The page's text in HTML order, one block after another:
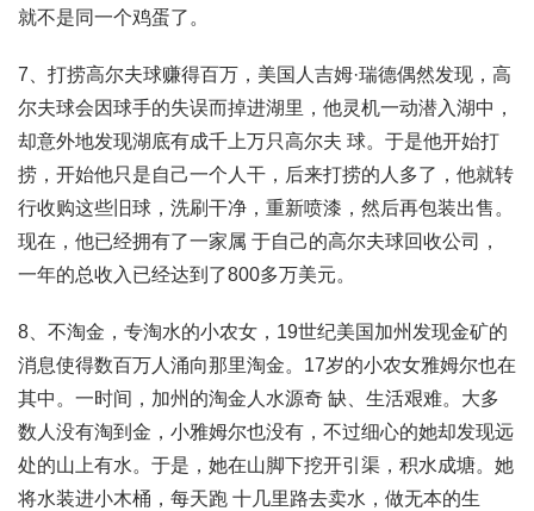
就不是同一个鸡蛋了。
7、打捞高尔夫球赚得百万，美国人吉姆·瑞德偶然发现，高
尔夫球会因球手的失误而掉进湖里，他灵机一动潜入湖中，
却意外地发现湖底有成千上万只高尔夫 球。于是他开始打
捞，开始他只是自己一个人干，后来打捞的人多了，他就转
行收购这些旧球，洗刷干净，重新喷漆，然后再包装出售。
现在，他已经拥有了一家属 于自己的高尔夫球回收公司，
一年的总收入已经达到了800多万美元。
8、不淘金，专淘水的小农女，19世纪美国加州发现金矿的
消息使得数百万人涌向那里淘金。17岁的小农女雅姆尔也在
其中。一时间，加州的淘金人水源奇 缺、生活艰难。大多
数人没有淘到金，小雅姆尔也没有，不过细心的她却发现远
处的山上有水。于是，她在山脚下挖开引渠，积水成塘。她
将水装进小木桶，每天跑 十几里路去卖水，做无本的生